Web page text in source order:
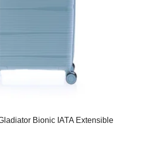
Bionic IATA Extensible